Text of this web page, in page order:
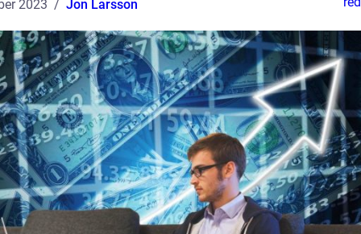
2023 Jon Larsson